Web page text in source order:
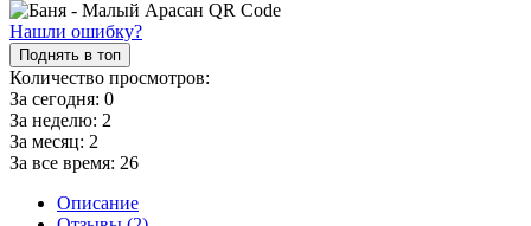
Нашли ошибку?
Поднять в топ
Количество просмотров:
За сегодня: 0
За неделю: 2
За месяц: 2
За все время: 26
Описание